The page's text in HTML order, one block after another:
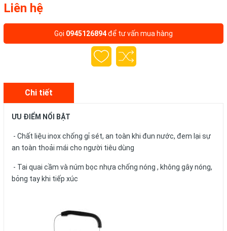
Liên hệ
Gọi 0945126894để tư vấn mua hàng
Chi tiết
ƯU ĐIỂM NỔI BẬT
- Chất liệu inox chống gỉ sét, an toàn khi đun nước, đem lại sự
an toàn thoải mái cho người tiêu dùng
- Tai quai cầm và núm bọc nhựa chống nóng , không gây nóng,
bỏng tay khi tiếp xúc